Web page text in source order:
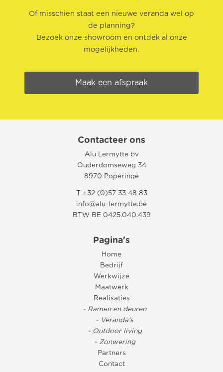
Of misschien staat een nieuwe veranda wel op
de planning?
Bezoek onze showroom en ontdek al onze
mogelijkheden.
Maak een afspraak
Contacteer ons
Alu Lermytte bv
Ouderdomseweg 34
8970 Poperinge
T +32 (0)57 33 48 83
info@alu-lermytte.be
BTW BE 0425.040.439
Pagina's
Home
Bedrijf
Werkwijze
Maatwerk
Realisaties
- Ramen en deuren
- Veranda's
- Outdoor living
- Zonwering
Partners
Contact